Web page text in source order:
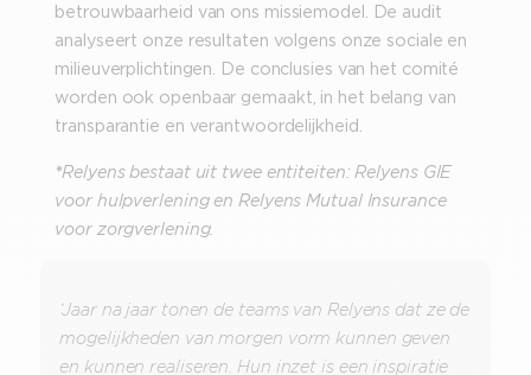
betrouwbaarheid van ons missiemodel. De audit
analyseert onze resultaten volgens onze sociale en
milieuverplichtingen. De conclusies van het comité
worden ook openbaar gemaakt, in het belang van
transparantie en verantwoordelijkheid.
*Relyens bestaat uit twee entiteiten: Relyens GIE
voor hulpverlening en Relyens Mutual Insurance
voor zorgverlening.
‘Jaar na jaar tonen de teams van Relyens dat ze de
mogelijkheden van morgen vorm kunnen geven
en kunnen realiseren. Hun inzet is een inspiratie